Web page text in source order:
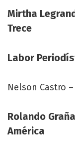
Mirtha
Trece
Labor
Nelson Castro
Rolando
América